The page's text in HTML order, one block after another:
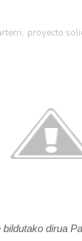
, proyecto
dirua